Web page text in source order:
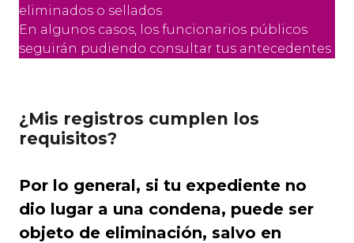
eliminados o sellados
En algunos casos, los funcionarios públicos
seguirán pudiendo consultar tus antecedentes
¿Mis registros cumplen los
requisitos?
Por lo general, si tu expediente no
dio lugar a una condena, puede ser
objeto de eliminación, salvo en